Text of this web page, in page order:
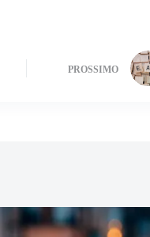
PROSSIMO